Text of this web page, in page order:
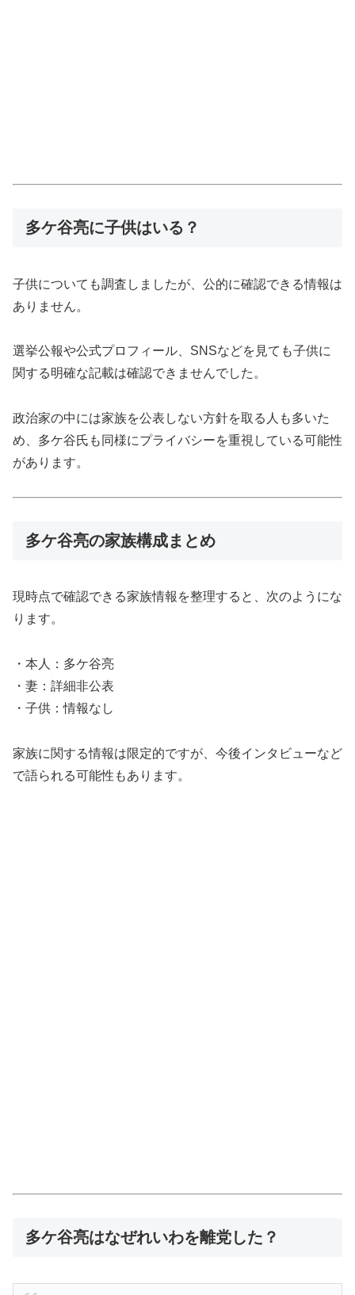
多ケ谷亮に子供はいる？
子供についても調査しましたが、公的に確認できる情報は
ありません。
選挙公報や公式プロフィール、SNSなどを見ても子供に
関する明確な記載は確認できませんでした。
政治家の中には家族を公表しない方針を取る人も多いた
め、多ケ谷氏も同様にプライバシーを重視している可能性
があります。
多ケ谷亮の家族構成まとめ
現時点で確認できる家族情報を整理すると、次のようにな
ります。
・本人：多ケ谷亮
・妻：詳細非公表
・子供：情報なし
家族に関する情報は限定的ですが、今後インタビューなど
で語られる可能性もあります。
多ケ谷亮はなぜれいわを離党した？